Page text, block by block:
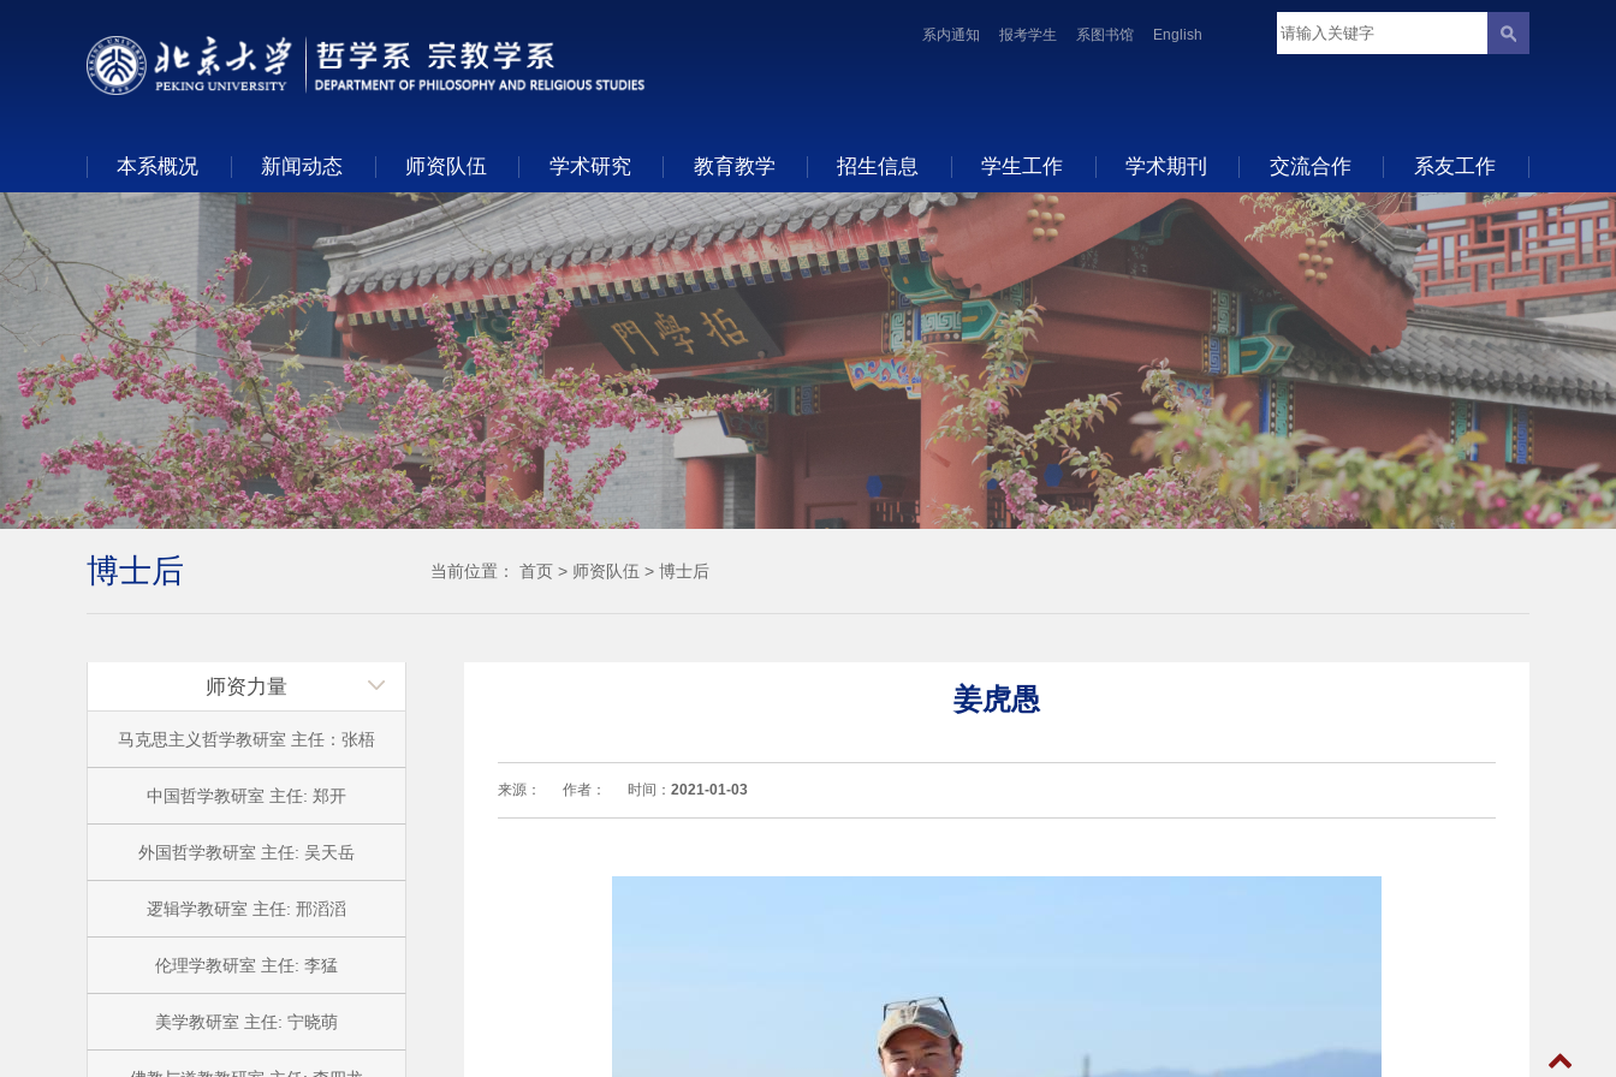
English
系图书馆
报考学生
系内通知
本系概况 新闻动态 师资队伍 学术研究 教育教学 招生信息 学生工作 学术期刊 交流合作 系友工作
博士后 当前位置： 首页 > 师资队伍 > 博士后
师资力量
马克思主义哲学教研室 主任：张梧
中国哲学教研室 主任: 郑开
外国哲学教研室 主任: 吴天岳
逻辑学教研室 主任: 邢滔滔
伦理学教研室 主任: 李猛
美学教研室 主任: 宁晓萌
姜虎愚
来源： 作者： 时间： 2021-01-03